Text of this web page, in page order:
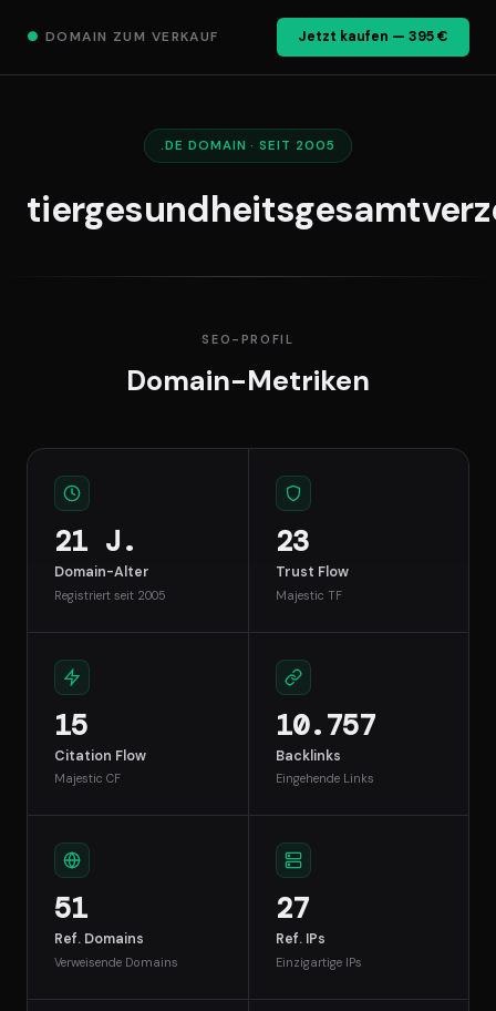
● DOMAIN ZUM VERKAUF Jetzt kaufen — 395 €
.DE DOMAIN · SEIT 2005
SEO-PROFIL
Domain-Metriken
21 J.
Domain-Alter
Registriert seit 2005
23
Trust Flow
Majestic TF
15
Citation Flow
Majestic CF
10.757
Backlinks
Eingehende Links
51
Ref. Domains
Verweisende Domains
27
Ref. IPs
Einzigartige IPs